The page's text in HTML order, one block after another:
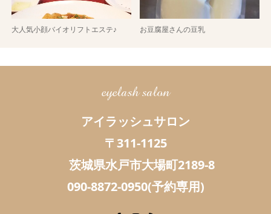
大人気小顔バイオリフトエステ♪ お豆腐屋さんの豆乳
eyelash salon
アイラッシュサロン
〒311-1125
茨城県水戸市大場町2189-8
090-8872-0950(予約専用)